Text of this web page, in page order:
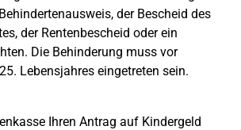
der Bescheid des
der Rentenbescheid oder ein
Die Behinderung muss vor
Lebensjahres eingetreten sein.
Ihren Antrag auf Kindergeld